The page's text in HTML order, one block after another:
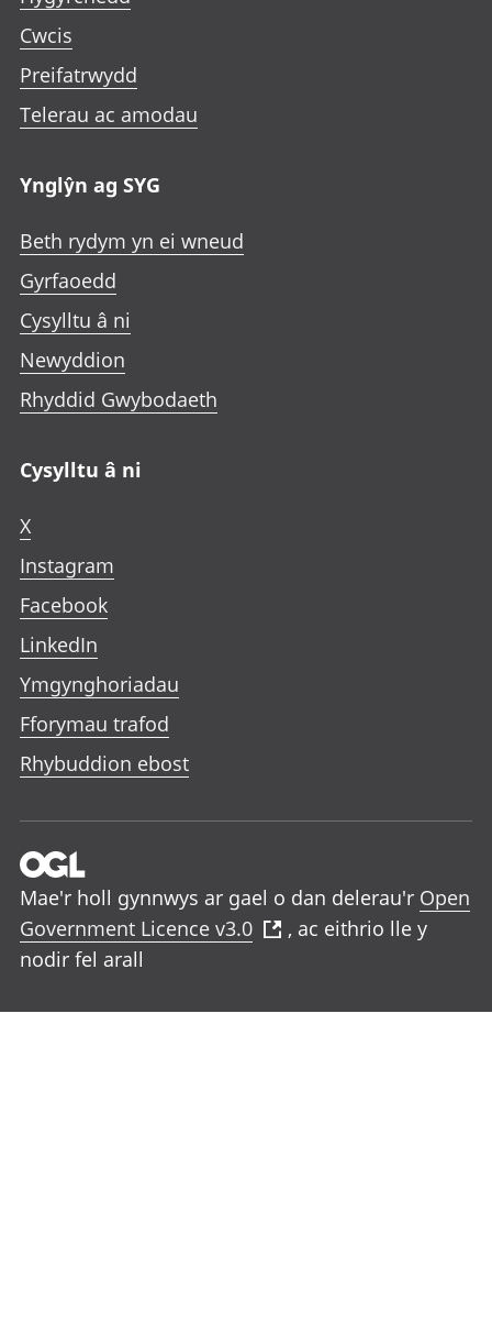
Cwcis
Preifatrwydd
Telerau ac amodau
Ynglŷn ag SYG
Beth rydym yn ei wneud
Gyrfaoedd
Cysylltu â ni
Newyddion
Rhyddid Gwybodaeth
Cysylltu â ni
X
Instagram
Facebook
LinkedIn
Ymgynghoriadau
Fforymau trafod
Rhybuddion ebost
Mae'r holl gynnwys ar gael o dan delerau'r Open
Government Licence v3.0
, ac eithrio lle y
nodir fel arall